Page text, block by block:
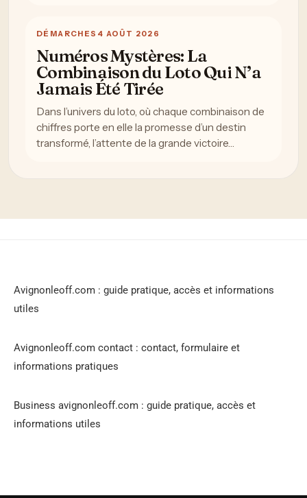
DÉMARCHES 4 AOÛT 2026
Numéros Mystères: La
Combinaison du Loto Qui N’a
Jamais Été Tirée
Dans l’univers du loto, où chaque combinaison de
chiffres porte en elle la promesse d’un destin
transformé, l’attente de la grande victoire…
Avignonleoff.com : guide pratique, accès et informations
utiles
Avignonleoff.com contact : contact, formulaire et
informations pratiques
Business avignonleoff.com : guide pratique, accès et
informations utiles